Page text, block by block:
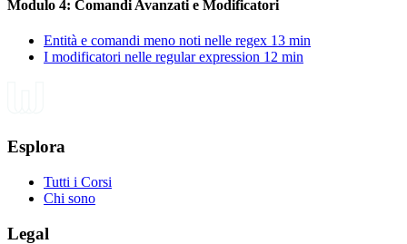
Modulo 4: Comandi Avanzati e Modificatori
Entità e comandi meno noti nelle regex 13 min
I modificatori nelle regular expression 12 min
Esplora
Tutti i Corsi
Chi sono
Legal